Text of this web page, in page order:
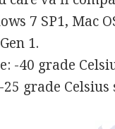
7 SP1, Mac
1.
-40 grade
grade Celsius